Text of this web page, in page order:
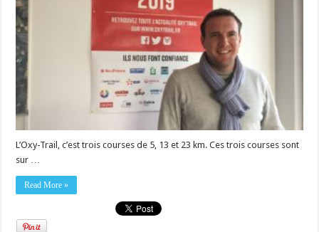
L’Oxy-Trail, c’est trois courses de 5, 13 et 23 km. Ces trois courses sont
sur …
Read More »